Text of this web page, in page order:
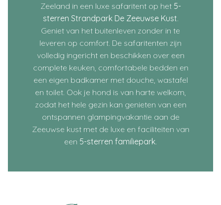
Zeeland in een luxe safaritent op het 5-
sterren Strandpark De Zeeuwse Kust.
Geniet van het buitenleven zonder in te
leveren op comfort. De safaritenten zijn
volledig ingericht en beschikken over een
complete keuken, comfortabele bedden en
een eigen badkamer met douche, wastafel
en toilet. Ook je hond is van harte welkom,
zodat het hele gezin kan genieten van een
ontspannen glampingvakantie aan de
Zeeuwse kust met de luxe en faciliteiten van
een 5-sterren familiepark.